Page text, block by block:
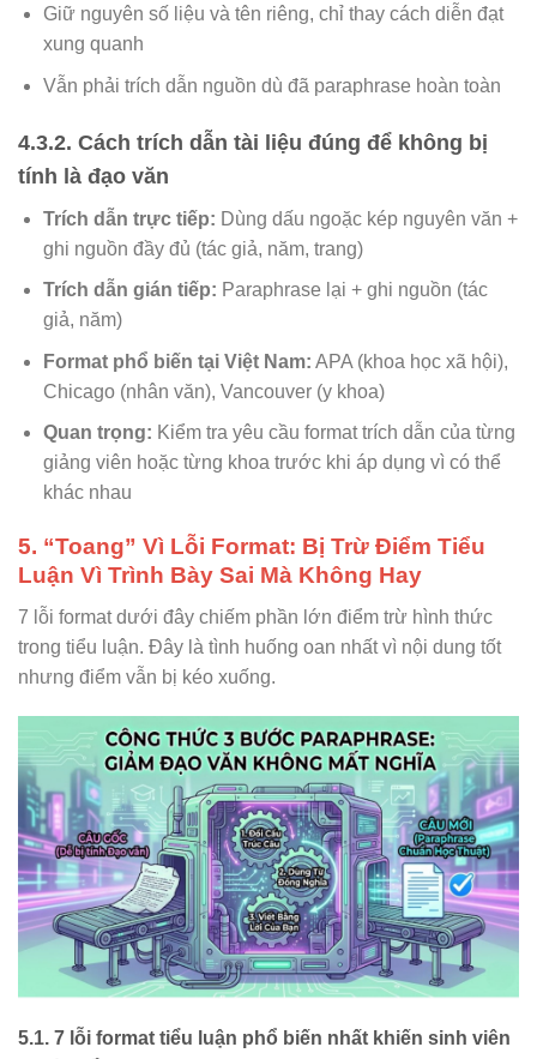
Giữ nguyên số liệu và tên riêng, chỉ thay cách diễn đạt
xung quanh
Vẫn phải trích dẫn nguồn dù đã paraphrase hoàn toàn
4.3.2. Cách trích dẫn tài liệu đúng để không bị
tính là đạo văn
Trích dẫn trực tiếp: Dùng dấu ngoặc kép nguyên văn +
ghi nguồn đầy đủ (tác giả, năm, trang)
Trích dẫn gián tiếp: Paraphrase lại + ghi nguồn (tác
giả, năm)
Format phổ biến tại Việt Nam: APA (khoa học xã hội),
Chicago (nhân văn), Vancouver (y khoa)
Quan trọng: Kiểm tra yêu cầu format trích dẫn của từng
giảng viên hoặc từng khoa trước khi áp dụng vì có thể
khác nhau
5. “Toang” Vì Lỗi Format: Bị Trừ Điểm Tiểu
Luận Vì Trình Bày Sai Mà Không Hay
7 lỗi format dưới đây chiếm phần lớn điểm trừ hình thức
trong tiểu luận. Đây là tình huống oan nhất vì nội dung tốt
nhưng điểm vẫn bị kéo xuống.
5.1. 7 lỗi format tiểu luận phổ biến nhất khiến sinh viên